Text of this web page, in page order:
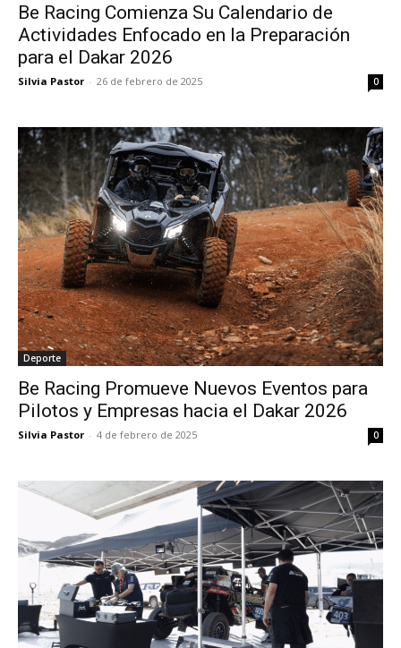
Be Racing Comienza Su Calendario de
Actividades Enfocado en la Preparación
para el Dakar 2026
Silvia Pastor - 26 de febrero de 2025 0
Deporte
Be Racing Promueve Nuevos Eventos para
Pilotos y Empresas hacia el Dakar 2026
Silvia Pastor - 4 de febrero de 2025 0